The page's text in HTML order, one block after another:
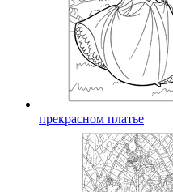
прекрасном платье